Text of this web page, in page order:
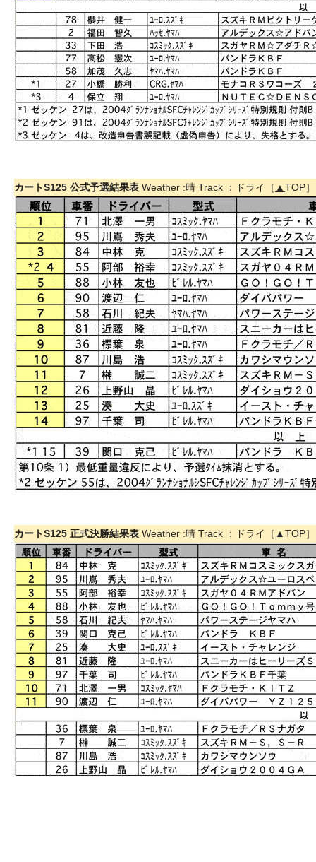
カートS125 公式予選結果表 Weather :晴 Track ：ドライ［ ▲TOP］
カートS125 正式決勝結果表 Weather :晴 Track ：ドライ［ ▲TOP］